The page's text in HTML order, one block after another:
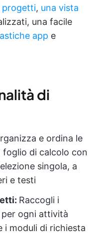
progetti, una vista
una facile
app e
di
e ordina le
di calcolo con
singola, a
e testi
Raccogli i
ogni attività
i moduli di richiesta